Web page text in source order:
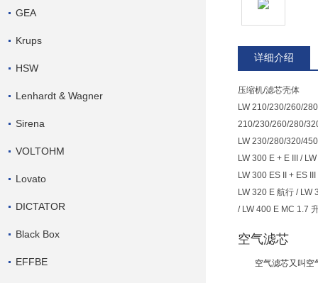
GEA
Krups
HSW
Lenhardt & Wagner
Sirena
VOLTOHM
Lovato
DICTATOR
Black Box
EFFBE
详细介绍
压缩机/滤芯壳体
LW 210/230/260/
210/230/260/280/
LW 230/280/320/
LW 300 E + E III /
LW 300 ES II + ES
LW 320 E 航行 / LW
/ LW 400 E MC 1.7
空气滤芯
空气滤芯又叫空